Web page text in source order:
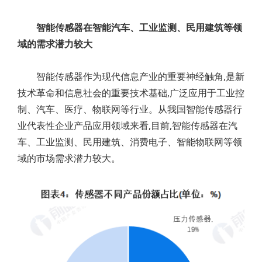
智能传感器在智能汽车、工业监测、民用建筑等领
域的需求潜力较大
智能传感器作为现代信息产业的重要神经触角,是新
技术革命和信息社会的重要技术基础,广泛应用于工业控
制、汽车、医疗、物联网等行业。从我国智能传感器行
业代表性企业产品应用领域来看,目前,智能传感器在汽
车、工业监测、民用建筑、消费电子、智能物联网等领
域的市场需求潜力较大。